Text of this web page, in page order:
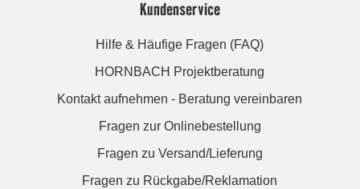
Kundenservice
Hilfe & Häufige Fragen (FAQ)
HORNBACH Projektberatung
Kontakt aufnehmen - Beratung vereinbaren
Fragen zur Onlinebestellung
Fragen zu Versand/Lieferung
Fragen zu Rückgabe/Reklamation